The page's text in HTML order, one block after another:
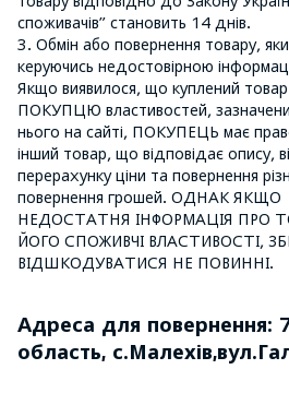
споживачів” становить 14 днів.
3. Обмін або повернення товару,
керуючись недостовірною
Якщо виявилося, що куплений
ПОКУПЦЮ властивостей,
нього на сайті, ПОКУПЕЦЬ має
інший товар, що відповідає опису,
перерахунку ціни та повернення
повернення грошей. ОДНАК ЯКЩО
НЕДОСТАТНЯ ІНФОРМАЦІЯ ПРО
ЙОГО СПОЖИВЧІ ВЛАСТИВОСТІ,
ВІДШКОДУВАТИСЯ НЕ ПОВИННІ.
Адреса для повернення:
область,